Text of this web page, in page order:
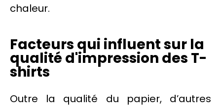
chaleur.
Facteurs qui influent sur la
qualité d'impression des T-
shirts
Outre la qualité du papier, d’autres